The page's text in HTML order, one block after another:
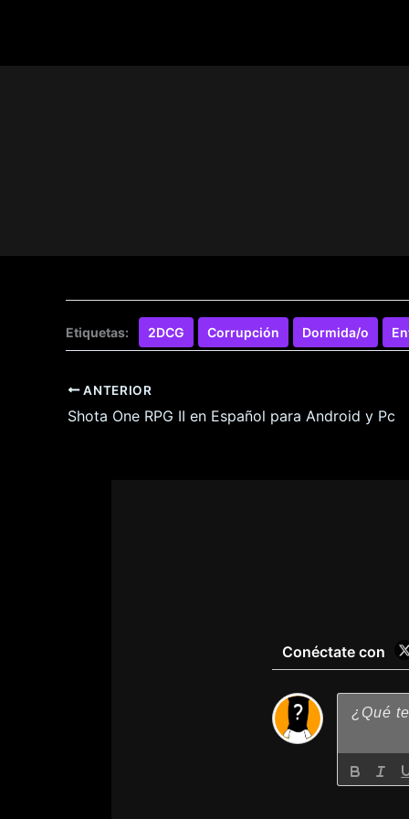
CORRECCIÓN DE ERROR: Se
Etiquetas: 2DCG Corrupción Dormida/o
ANTERIOR
Shota One RPG II en Español para Android y Pc
Conéctate con